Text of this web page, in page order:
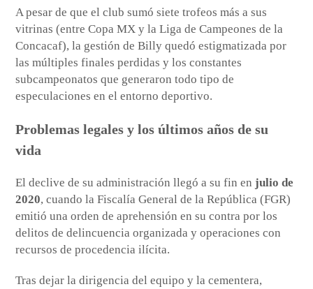
A pesar de que el club sumó siete trofeos más a sus
vitrinas (entre Copa MX y la Liga de Campeones de la
Concacaf), la gestión de Billy quedó estigmatizada por
las múltiples finales perdidas y los constantes
subcampeonatos que generaron todo tipo de
especulaciones en el entorno deportivo.
Problemas legales y los últimos años de su
vida
El declive de su administración llegó a su fin en julio de
2020, cuando la Fiscalía General de la República (FGR)
emitió una orden de aprehensión en su contra por los
delitos de delincuencia organizada y operaciones con
recursos de procedencia ilícita.
Tras dejar la dirigencia del equipo y la cementera,